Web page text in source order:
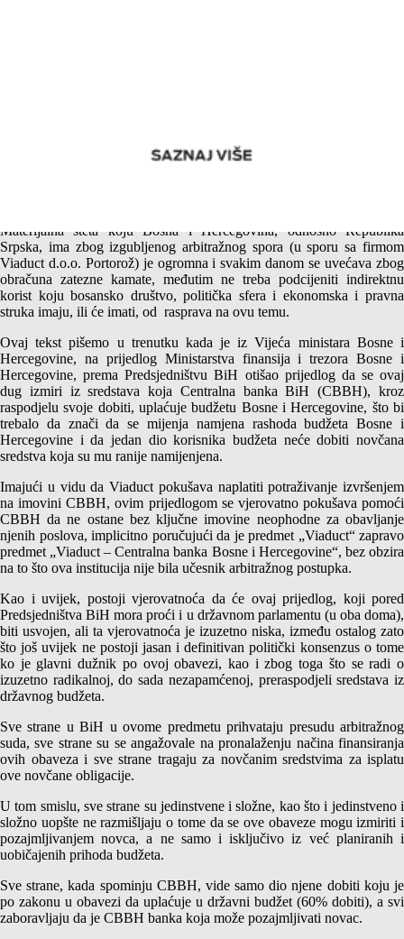
U predmetu „Viaduct – Centralna banka Bosne i Hercegovine“
Materijalna šteta koju Bosna i Hercegovina, odnosno Republika
Srpska, ima zbog izgubljenog arbitražnog spora (u sporu sa firmom
Viaduct d.o.o. Portorož) je ogromna i svakim danom se uvećava zbog
obračuna zatezne kamate, međutim ne treba podcijeniti indirektnu
korist koju bosansko društvo, politička sfera i ekonomska i pravna
struka imaju, ili će imati, od rasprava na ovu temu.
Ovaj tekst pišemo u trenutku kada je iz Vijeća ministara Bosne i
Hercegovine, na prijedlog Ministarstva finansija i trezora Bosne i
Hercegovine, prema Predsjedništvu BiH otišao prijedlog da se ovaj
dug izmiri iz sredstava koja Centralna banka BiH (CBBH), kroz
raspodjelu svoje dobiti, uplaćuje budžetu Bosne i Hercegovine, što bi
trebalo da znači da se mijenja namjena rashoda budžeta Bosne i
Hercegovine i da jedan dio korisnika budžeta neće dobiti novčana
sredstva koja su mu ranije namijenjena.
Imajući u vidu da Viaduct pokušava naplatiti potraživanje izvršenjem
na imovini CBBH, ovim prijedlogom se vjerovatno pokušava pomoći
CBBH da ne ostane bez ključne imovine neophodne za obavljanje
njenih poslova, implicitno poručujući da je predmet „Viaduct“ zapravo
predmet „Viaduct – Centralna banka Bosne i Hercegovine“, bez obzira
na to što ova institucija nije bila učesnik arbitražnog postupka.
Kao i uvijek, postoji vjerovatnoća da će ovaj prijedlog, koji pored
Predsjedništva BiH mora proći i u državnom parlamentu (u oba doma),
biti usvojen, ali ta vjerovatnoća je izuzetno niska, između ostalog zato
što još uvijek ne postoji jasan i definitivan politički konsenzus o tome
ko je glavni dužnik po ovoj obavezi, kao i zbog toga što se radi o
izuzetno radikalnoj, do sada nezapamćenoj, preraspodjeli sredstava iz
državnog budžeta.
Sve strane u BiH u ovome predmetu prihvataju presudu arbitražnog
suda, sve strane su se angažovale na pronalaženju načina finansiranja
ovih obaveza i sve strane tragaju za novčanim sredstvima za isplatu
ove novčane obligacije.
U tom smislu, sve strane su jedinstvene i složne, kao što i jedinstveno i
složno uopšte ne razmišljaju o tome da se ove obaveze mogu izmiriti i
pozajmljivanjem novca, a ne samo i isključivo iz već planiranih i
uobičajenih prihoda budžeta.
Sve strane, kada spominju CBBH, vide samo dio njene dobiti koju je
po zakonu u obavezi da uplaćuje u državni budžet (60% dobiti), a svi
zaboravljaju da je CBBH banka koja može pozajmljivati novac.